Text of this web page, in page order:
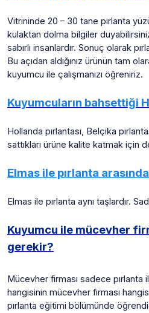
Vitrininde 20 – 30 tane pırlanta
kulaktan dolma bilgiler
sabırlı insanlardır. Sonuç olarak
Bu açıdan aldığınız ürünün tam
kuyumcu ile çalışmanızı öğreniriz.
Kuyumcuların bahsettiği
Hollanda pırlantası, Belçika
sattıkları ürüne kalite katmak için
Elmas ile pırlanta
Elmas ile pırlanta aynı taşlardır.
Kuyumcu ile mücevher
gerekir?
Mücevher firması sadece pırlanta
hangisinin mücevher firması
pırlanta eğitimi bölümünde